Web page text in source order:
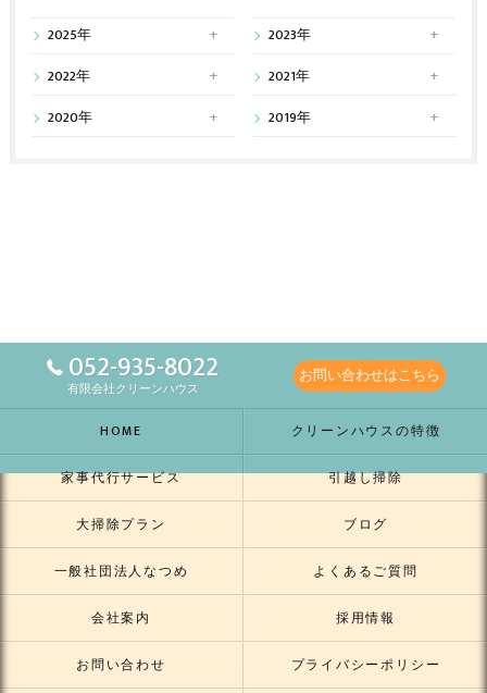
2025年
2023年
2022年
2021年
2020年
2019年
052-935-8022
有限会社クリーンハウス
お問い合わせはこちら
HOME クリーンハウスの特徴
家事代行サービス 引越し掃除
大掃除プラン ブログ
一般社団法人なつめ よくあるご質問
会社案内 採用情報
お問い合わせ プライバシーポリシー